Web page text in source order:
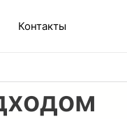
Контакты